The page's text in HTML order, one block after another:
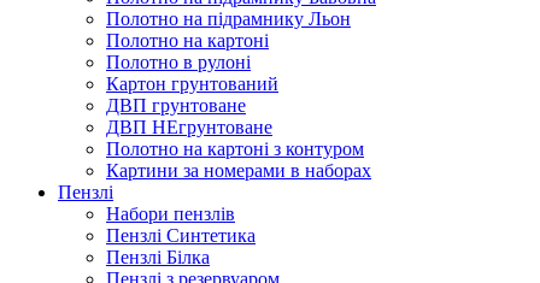
Полотно на підрамнику Льон
Полотно на картоні
Полотно в рулоні
Картон грунтований
ДВП грунтоване
ДВП НЕгрунтоване
Полотно на картоні з контуром
Картини за номерами в наборах
Пензлі
Набори пензлів
Пензлі Синтетика
Пензлі Білка
Пензлі з резервуаром